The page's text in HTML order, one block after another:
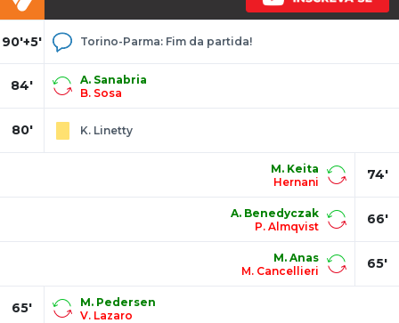
90'+5' Torino-Parma: Fim da partida!
84'
A. Sanabria
B. Sosa
80' K. Linetty
74'
M. Keita
Hernani
66'
A. Benedyczak
P. Almqvist
65'
M. Anas
M. Cancellieri
65'
M. Pedersen
V. Lazaro